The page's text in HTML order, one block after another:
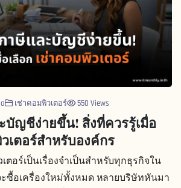
เช่าคอมพิวเตอร์ 550 Views
บัญชีง่ายขึ้น! สิ่งที่ควรรู้เมื่อ
เตอร์สำหรับองค์กร
ตอร์เป็นเรื่องจำเป็นสำหรับทุกธุรกิจใน
ซื้อเครื่องใหม่ทั้งหมด หลายบริษัทหันมา